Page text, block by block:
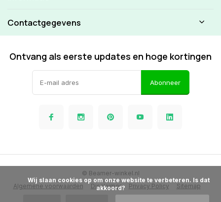
Contactgegevens
Ontvang als eerste updates en hoge kortingen
Abonneer
Algemene voorwaarden Disclaimer Privacy Policy Sitemap
© Beamer-winkel.nl
akkoord?